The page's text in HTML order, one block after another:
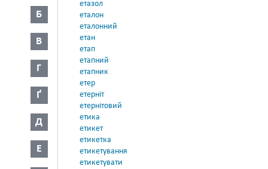
Б
В
Г
Ґ
Д
Е
етазол
еталон
еталонний
етан
етап
етапний
етапник
етер
етерніт
етернітовий
етика
етикет
етикетка
етикетування
етикетувати